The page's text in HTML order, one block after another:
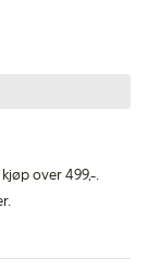
over 499,-.